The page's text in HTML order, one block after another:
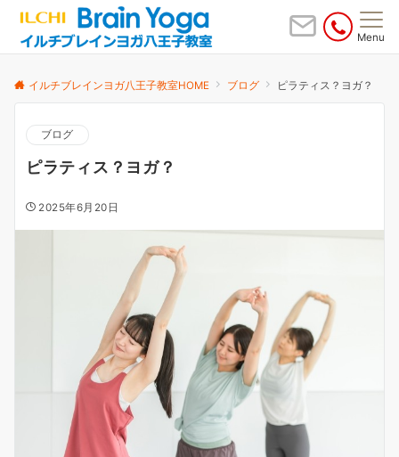
Menu
イルチブレインヨガ八王子教室HOME ブログ ピラティス？ヨガ？
ブログ
ピラティス？ヨガ？
2025年6月20日